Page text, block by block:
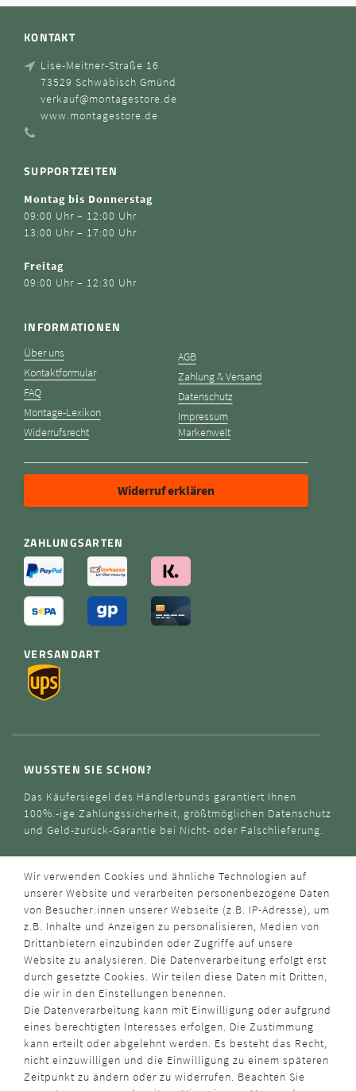
KONTAKT
Lise-Meitner-Straße 16
73529 Schwäbisch Gmünd
verkauf@montagestore.de
www.montagestore.de
SUPPORTZEITEN
Montag bis Donnerstag
09:00 Uhr – 12:00 Uhr
13:00 Uhr – 17:00 Uhr
Freitag
09:00 Uhr – 12:30 Uhr
INFORMATIONEN
Über uns
Kontaktformular
FAQ
Montage-Lexikon
Widerrufsrecht
AGB
Zahlung & Versand
Datenschutz
Impressum
Markenwelt
Widerruf erklären
ZAHLUNGSARTEN
VERSANDART
WUSSTEN SIE SCHON?
Das Käufersiegel des Händlerbunds garantiert Ihnen
100%.-ige Zahlungssicherheit, größtmöglichen Datenschutz
und Geld-zurück-Garantie bei Nicht- oder Falschlieferung.
Wir verwenden Cookies und ähnliche Technologien auf
unserer Website und verarbeiten personenbezogene Daten
von Besucher:innen unserer Webseite (z.B. IP-Adresse), um
z.B. Inhalte und Anzeigen zu personalisieren, Medien von
Drittanbietern einzubinden oder Zugriffe auf unsere
Website zu analysieren. Die Datenverarbeitung erfolgt erst
durch gesetzte Cookies. Wir teilen diese Daten mit Dritten,
die wir in den Einstellungen benennen.
Die Datenverarbeitung kann mit Einwilligung oder aufgrund
eines berechtigten Interesses erfolgen. Die Zustimmung
kann erteilt oder abgelehnt werden. Es besteht das Recht,
nicht einzuwilligen und die Einwilligung zu einem späteren
Zeitpunkt zu ändern oder zu widerrufen. Beachten Sie